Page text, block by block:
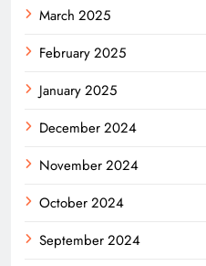
March 2025
February 2025
January 2025
December 2024
November 2024
October 2024
September 2024